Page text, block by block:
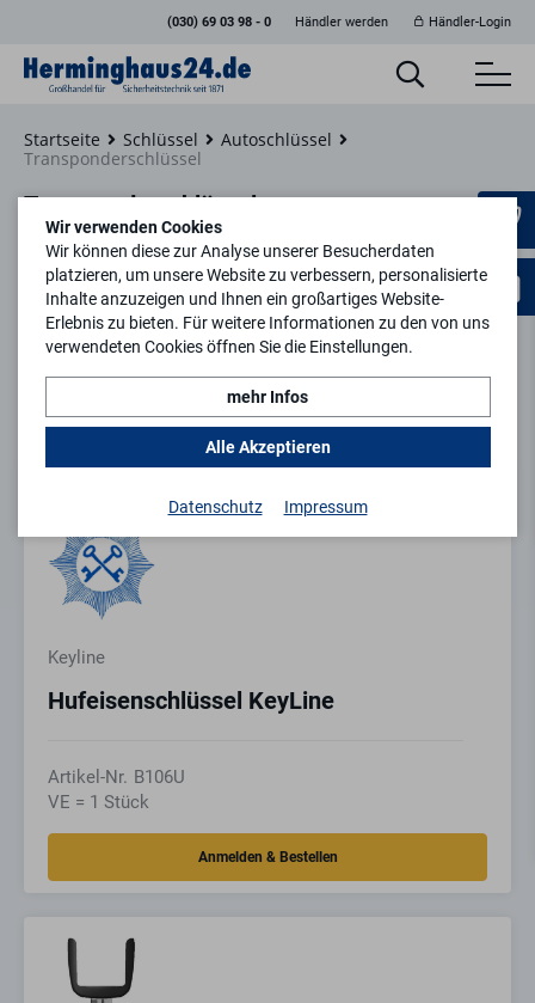
(030) 69 03 98 - 0 Händler werden Händler-Login
Startseite Schlüssel
Autoschlüssel
Transponderschlüssel
Transponderschlüssel
Filtern
1 2 ... 8 keyboard_arrow_right
Keyline
Hufeisenschlüssel KeyLine
Artikel-Nr. B106U
VE = 1 Stück
Wir verwenden Cookies
Wir können diese zur Analyse unserer Besucherdaten
platzieren, um unsere Website zu verbessern, personalisierte
Inhalte anzuzeigen und Ihnen ein großartiges Website-
Erlebnis zu bieten. Für weitere Informationen zu den von uns
verwendeten Cookies öffnen Sie die Einstellungen.
mehr Infos
Alle Akzeptieren
Datenschutz Impressum